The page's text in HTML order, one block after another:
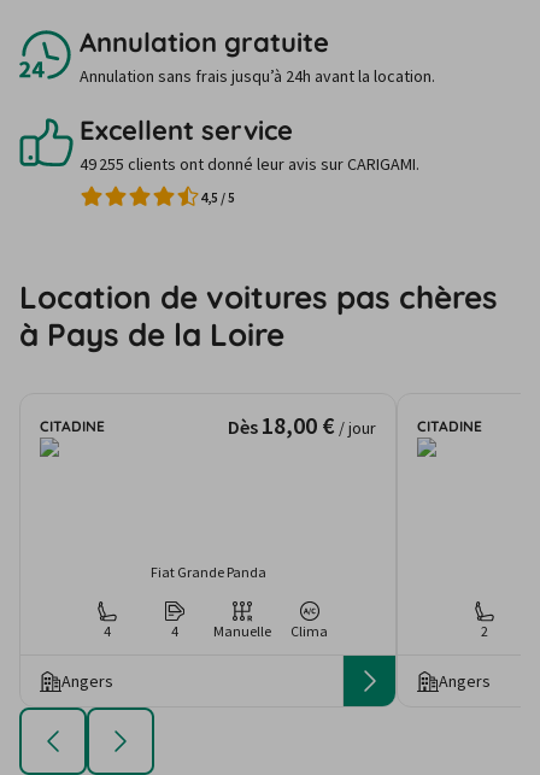
Annulation gratuite
Annulation sans frais jusqu’à 24h avant la location.
Excellent service
49 255 clients ont donné leur avis sur CARIGAMI.
4,5 /5
Location de voitures pas chères
à Pays de la Loire
CITADINE Dès 18,00 € / jour
Fiat Grande Panda
4 4 Manuelle Clima
Angers
CITADINE
2
Angers